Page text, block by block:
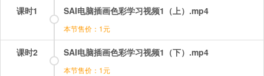
课时1 SAI电脑插画色彩学习视频1（上）.mp4
本节售价：1元
课时2 SAI电脑插画色彩学习视频1（下）.mp4
本节售价：1元